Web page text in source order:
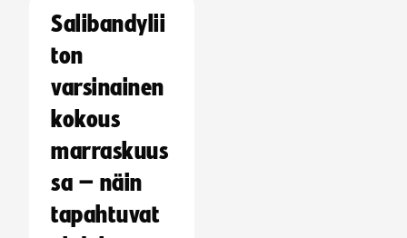
Salibandylii
ton
varsinainen
kokous
marraskuus
sa – näin
tapahtuvat